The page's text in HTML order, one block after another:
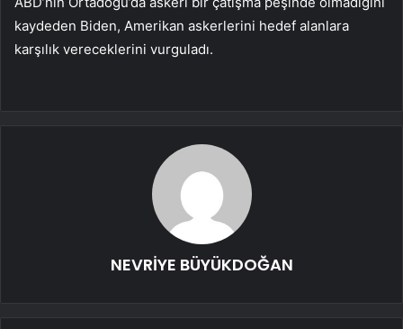
kaydeden Biden, Amerikan askerlerini hedef alanlara
karşılık vereceklerini vurguladı.
NEVRİYE BÜYÜKDOĞAN